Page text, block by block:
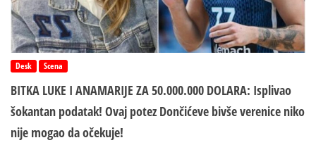
Desk Scena
BITKA LUKE I ANAMARIJE ZA 50.000.000 DOLARA: Isplivao
šokantan podatak! Ovaj potez Dončićeve bivše verenice niko
nije mogao da očekuje!